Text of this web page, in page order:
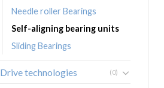
Needle roller Bearings
Self-aligning bearing units
Sliding Bearings
Drive technologies (0)